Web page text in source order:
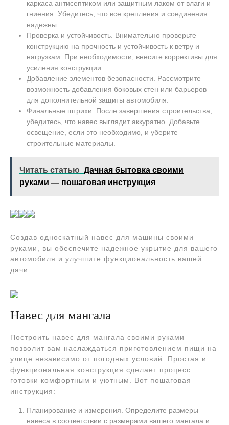
каркаса антисептиком или защитным лаком от влаги и
гниения. Убедитесь, что все крепления и соединения
надежны.
Проверка и устойчивость. Внимательно проверьте
конструкцию на прочность и устойчивость к ветру и
нагрузкам. При необходимости, внесите коррективы для
усиления конструкции.
Добавление элементов безопасности. Рассмотрите
возможность добавления боковых стен или барьеров
для дополнительной защиты автомобиля.
Финальные штрихи. После завершения строительства,
убедитесь, что навес выглядит аккуратно. Добавьте
освещение, если это необходимо, и уберите
строительные материалы.
Читать статью Дачная бытовка своими
руками — пошаговая инструкция
Создав односкатный навес для машины своими
руками, вы обеспечите надежное укрытие для вашего
автомобиля и улучшите функциональность вашей
дачи.
Навес для мангала
Построить навес для мангала своими руками
позволит вам наслаждаться приготовлением пищи на
улице независимо от погодных условий. Простая и
функциональная конструкция сделает процесс
готовки комфортным и уютным. Вот пошаговая
инструкция:
Планирование и измерения. Определите размеры
навеса в соответствии с размерами вашего мангала и